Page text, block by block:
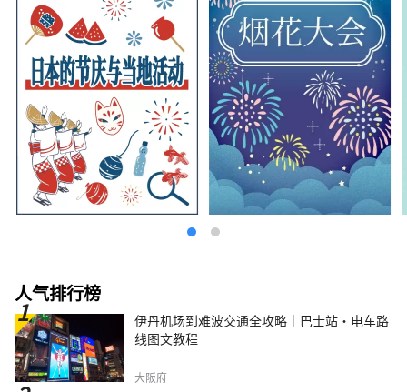
人气排行榜
伊丹机场到难波交通全攻略｜巴士站・电车路
线图文教程
大阪府